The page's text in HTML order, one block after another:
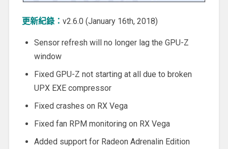
更新紀錄： v2.6.0 (January 16th, 2018)
Sensor refresh will no longer lag the GPU-Z
window
Fixed GPU-Z not starting at all due to broken
UPX EXE compressor
Fixed crashes on RX Vega
Fixed fan RPM monitoring on RX Vega
Added support for Radeon Adrenalin Edition